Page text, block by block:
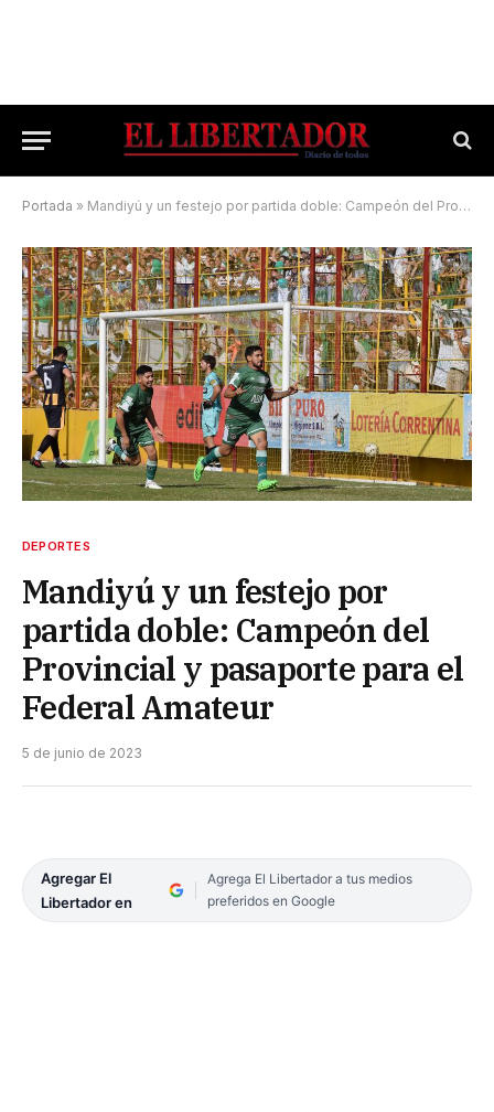
Portada » Mandiyú y un festejo por partida doble: Campeón del Provincial y pasaporte para el Federal Amateur
DEPORTES
Mandiyú y un festejo por
partida doble: Campeón del
Provincial y pasaporte para el
Federal Amateur
5 de junio de 2023
Agregar El
Libertador en
Agrega El Libertador a tus medios
preferidos en Google